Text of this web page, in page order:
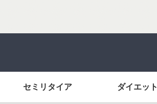
セミリタイア ダイエット